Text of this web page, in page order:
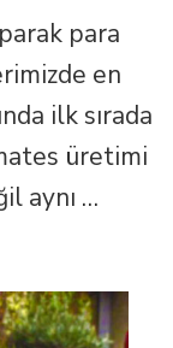
Yapmak
para
en
ilk sırada
üretimi
aynı …